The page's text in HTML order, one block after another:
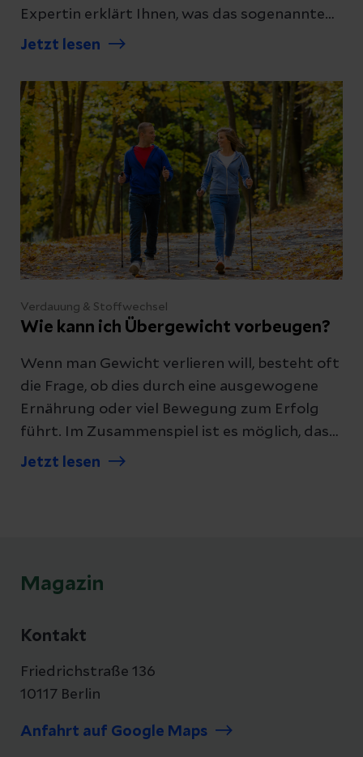
Expertin erklärt Ihnen, was das sogenannte
Piriformis-Syndrom genau ist, und verrät,
können.
Jetzt lesen
Verdauung & Stoffwechsel
Wie kann ich Übergewicht vorbeugen?
Wenn man Gewicht verlieren will, besteht oft
die Frage, ob dies durch eine ausgewogene
Ernährung oder viel Bewegung zum Erfolg
führt. Im Zusammenspiel ist es möglich, das
Gewicht zu halten und um Adipositas
Jetzt lesen
Magazin
Kontakt
Friedrichstraße 136
10117 Berlin
Anfahrt auf Google Maps